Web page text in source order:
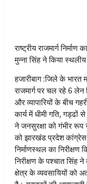
राष्ट्रीय राजमार्ग
मुन्ना सिंह ने किया स्थलीय
हजारीबाग :जिले के भारत
राजमार्ग पर चल रहे 6 लेन
और व्यापारियों के बीच
कार्य में धीमी गति,
ने जनसुरक्षा को गंभीर रूप
को झारखंड प्रदेश कांग्रेस
निर्माणस्थल का निरीक्षण
निरीक्षण के पश्चात सिंह ने
क्षेत्र के व्यवसायियों को